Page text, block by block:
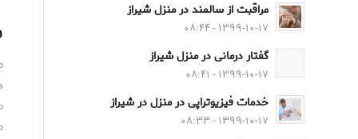
مراقبت از سالمند در منزل شیراز
۱۳۹۹-۱۰-۱۷ - ۰۸:۴۴
گفتار درمانی در منزل شیراز
۱۳۹۹-۱۰-۱۷ - ۰۸:۴۱
خدمات فیزیوتراپی در منزل در شیراز
۱۳۹۹-۱۰-۱۷ - ۰۸:۳۳